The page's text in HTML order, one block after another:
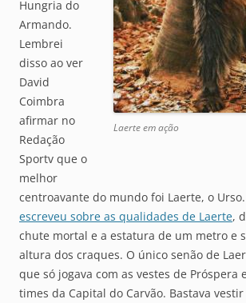
Laerte em ação
Hungria do
Armando.
Lembrei
disso ao ver
David
Coimbra
afirmar no
Redação
Sportv que o
melhor
centroavante do mundo foi Laerte, o Urso.
escreveu sobre as qualidades de Laerte,
chute mortal e a estatura de um metro e
altura dos craques. O único senão de
que só jogava com as vestes de Próspera
times da Capital do Carvão. Bastava